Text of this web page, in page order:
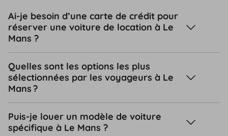
Ai-je besoin d’une carte de crédit pour
réserver une voiture de location à Le
Mans ?
Quelles sont les options les plus
sélectionnées par les voyageurs à Le
Mans ?
Puis-je louer un modèle de voiture
spécifique à Le Mans ?